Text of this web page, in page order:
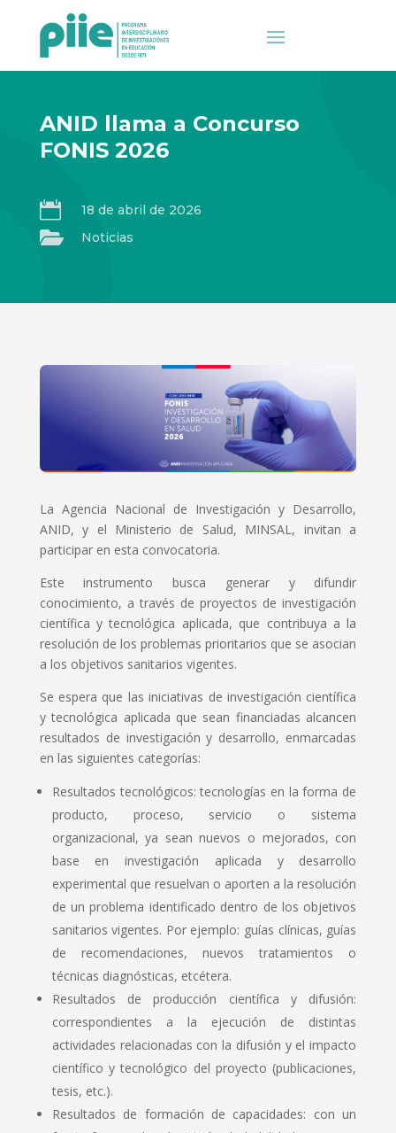
ANID llama a Concurso
FONIS 2026
 18 de abril de 2026
 Noticias
La Agencia Nacional de Investigación y Desarrollo,
ANID, y el Ministerio de Salud, MINSAL, invitan a
participar en esta convocatoria.
Este instrumento busca generar y difundir
conocimiento, a través de proyectos de investigación
científica y tecnológica aplicada, que contribuya a la
resolución de los problemas prioritarios que se asocian
a los objetivos sanitarios vigentes.
Se espera que las iniciativas de investigación científica
y tecnológica aplicada que sean financiadas alcancen
resultados de investigación y desarrollo, enmarcadas
en las siguientes categorías:
Resultados tecnológicos: tecnologías en la forma de
producto, proceso, servicio o sistema
organizacional, ya sean nuevos o mejorados, con
base en investigación aplicada y desarrollo
experimental que resuelvan o aporten a la resolución
de un problema identificado dentro de los objetivos
sanitarios vigentes. Por ejemplo: guías clínicas, guías
de recomendaciones, nuevos tratamientos o
técnicas diagnósticas, etcétera.
Resultados de producción científica y difusión:
correspondientes a la ejecución de distintas
actividades relacionadas con la difusión y el impacto
científico y tecnológico del proyecto (publicaciones,
tesis, etc.).
Resultados de formación de capacidades: con un